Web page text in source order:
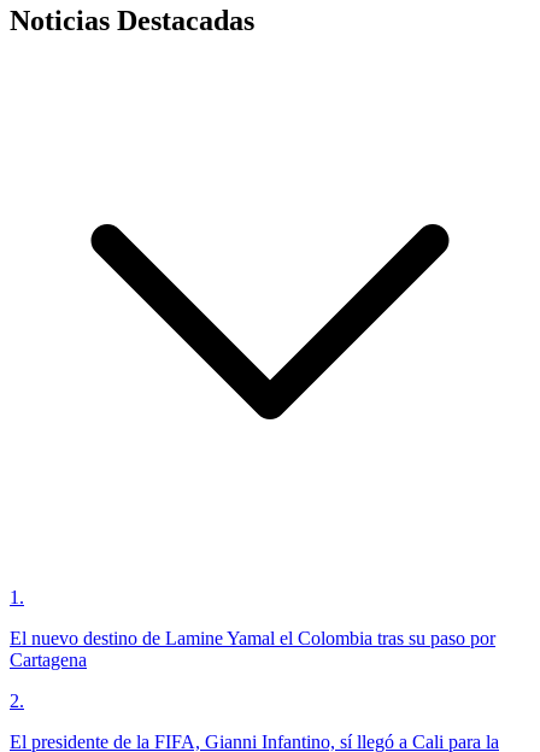
Noticias Destacadas
1 .
El nuevo destino de Lamine Yamal el Colombia tras su paso por
Cartagena
2.
El presidente de la FIFA, Gianni Infantino, sí llegó a Cali para la